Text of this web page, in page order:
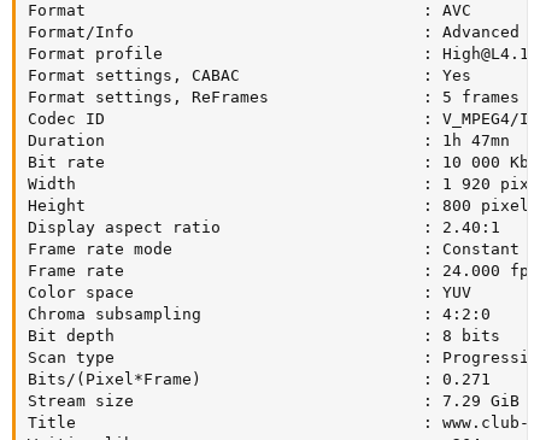
Format                                   : AVC
Format/Info                              : Advanced
Format profile                           : High@L4.1
Format settings, CABAC                   : Yes
Format settings, ReFrames                : 5 frames
Codec ID                                 : V_MPEG4/
Duration                                 : 1h 47mn
Bit rate                                 : 10 000
Width                                    : 1 920
Height                                   : 800 pixels
Display aspect ratio                     : 2.40:1
Frame rate mode                          : Constant
Frame rate                               : 24.000 fps
Color space                              : YUV
Chroma subsampling                       : 4:2:0
Bit depth                                : 8 bits
Scan type                                :
Bits/(Pixel*Frame)                       : 0.271
Stream size                              : 7.29 GiB
Title                                    : www.club-